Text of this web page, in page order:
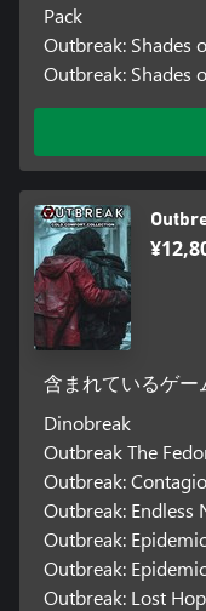
Pack
Outbreak: Shades
Outbreak: Shades
含まれているゲー
Dinobreak
Outbreak The
Outbreak:
Outbreak: Endless
Outbreak: Epidemic
Outbreak:
Outbreak: Lost